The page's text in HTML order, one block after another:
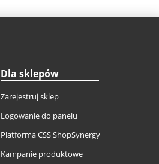
Dla sklepów
Zarejestruj sklep
Logowanie do panelu
Platforma CSS ShopSynergy
Kampanie produktowe